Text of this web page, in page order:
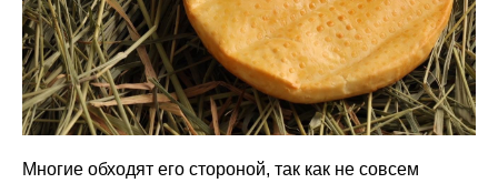
Многие обходят его стороной, так как не совсем